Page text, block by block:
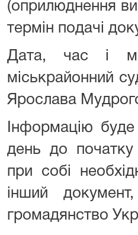
(оприлюднення
термін подачі
Дата, час і
міськрайонний
Ярослава
Інформацію
день до початку
при собі
інший
громадянство